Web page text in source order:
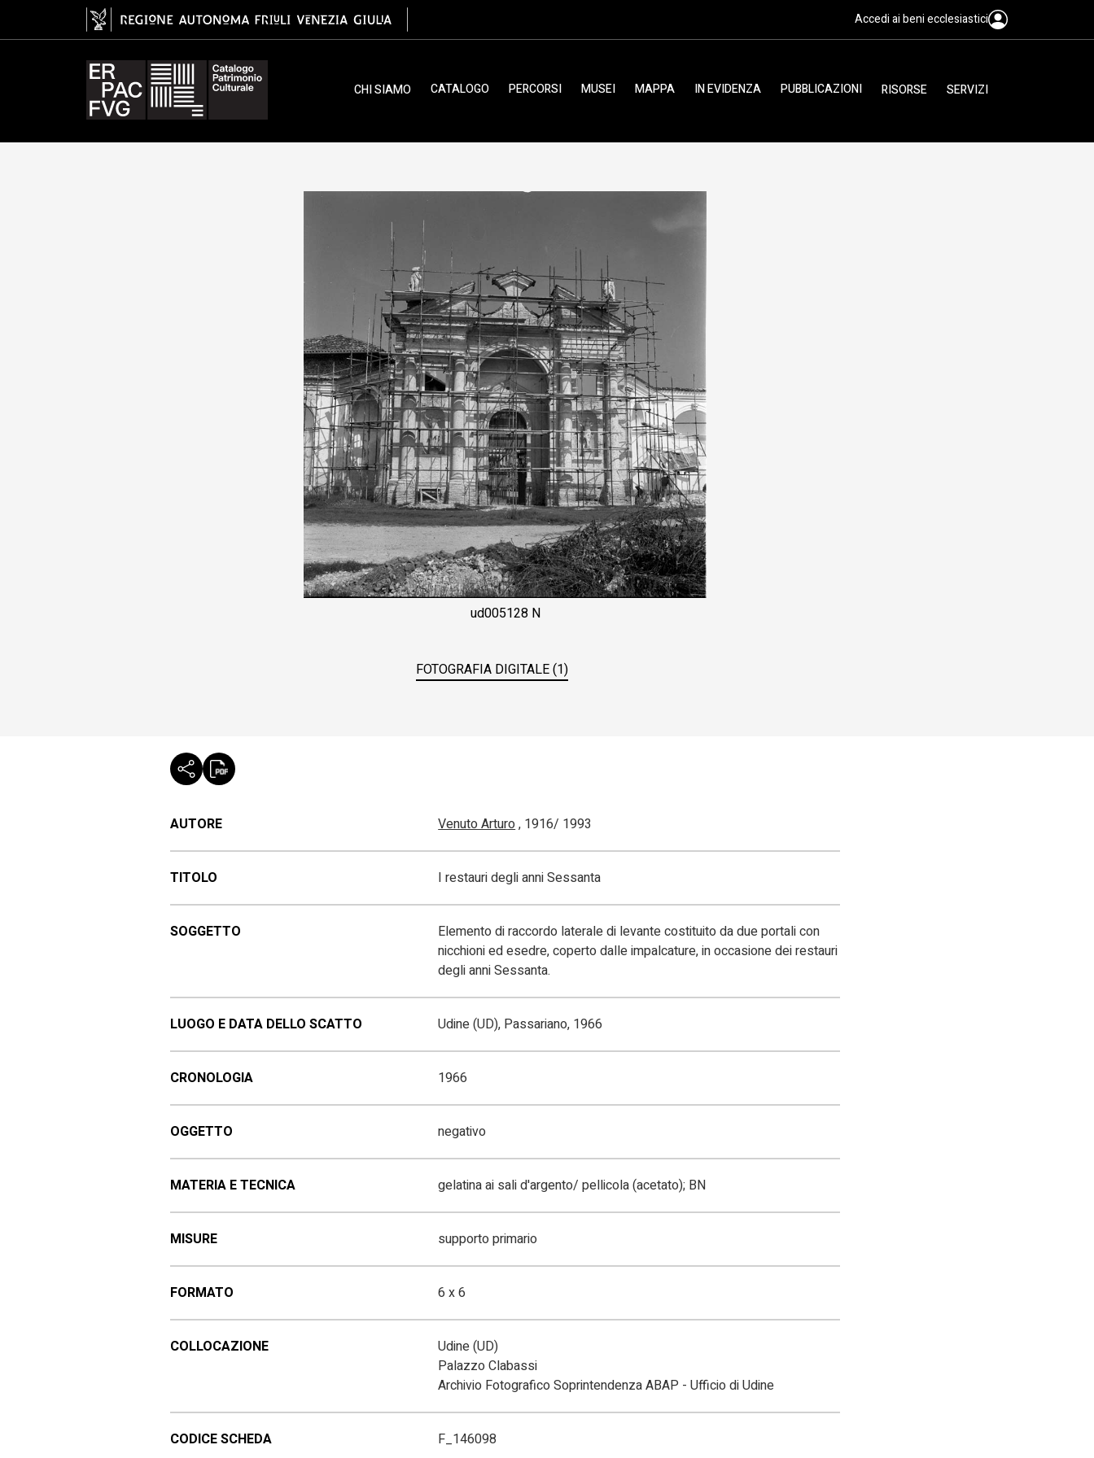
gelatina ai sali d'argento/ pellicola (acetato), Venuto Arturo Accedi ai beni ecclesiastici
CHI SIAMO CATALOGO PERCORSI MUSEI MAPPA IN EVIDENZA PUBBLICAZIONI RISORSE SERVIZI
ud005128 N
FOTOGRAFIA DIGITALE (1)
AUTORE Venuto Arturo, 1916/ 1993
TITOLO I restauri degli anni Sessanta
SOGGETTO
Elemento di raccordo laterale di levante costituito da due portali con
nicchioni ed esedre, coperto dalle impalcature, in occasione dei restauri
degli anni Sessanta.
LUOGO E DATA DELLO SCATTO Udine (UD), Passariano, 1966
CRONOLOGIA 1966
OGGETTO negativo
MATERIA E TECNICA gelatina ai sali d'argento/ pellicola (acetato); BN
MISURE supporto primario
FORMATO 6 x 6
COLLOCAZIONE
Udine (UD)
Palazzo Clabassi
Archivio Fotografico Soprintendenza ABAP - Ufficio di Udine
CODICE SCHEDA F_146098